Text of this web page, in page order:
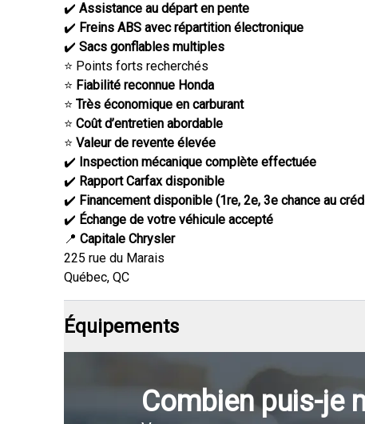
✔️ Assistance au départ en pente
✔️ Freins ABS avec répartition électronique
✔️ Sacs gonflables multiples
⭐ Points forts recherchés
⭐ Fiabilité reconnue Honda
⭐ Très économique en carburant
⭐ Coût d’entretien abordable
⭐ Valeur de revente élevée
✔️ Inspection mécanique complète effectuée
✔️ Rapport Carfax disponible
✔️ Financement disponible (1re, 2e, 3e chance au
✔️ Échange de votre véhicule accepté
📍 Capitale Chrysler
225 rue du Marais
Québec, QC
Équipements
Combien puis-je